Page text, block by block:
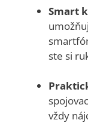
Smart
ste si
vždy